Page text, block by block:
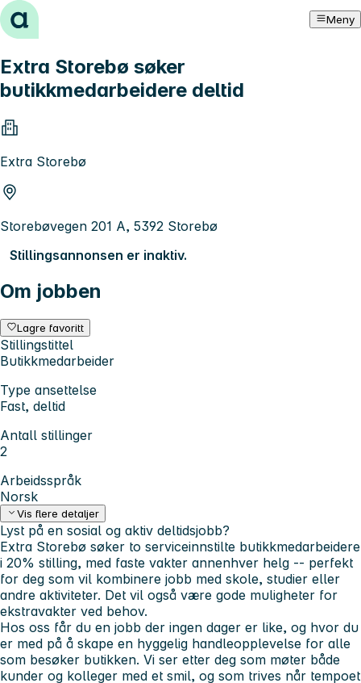
Hopp til innhold Meny
Extra Storebø søker
butikkmedarbeidere deltid
Extra Storebø
Storebøvegen 201 A, 5392 Storebø
Stillingsannonsen er inaktiv.
Om jobben
Lagre favoritt
Stillingstittel
Butikkmedarbeider
Type ansettelse
Fast, deltid
Antall stillinger
2
Arbeidsspråk
Norsk
Vis flere detaljer
Lyst på en sosial og aktiv deltidsjobb?
Extra Storebø søker to serviceinnstilte butikkmedarbeidere
i 20% stilling, med faste vakter annenhver helg -- perfekt
for deg som vil kombinere jobb med skole, studier eller
andre aktiviteter. Det vil også være gode muligheter for
ekstravakter ved behov.
Hos oss får du en jobb der ingen dager er like, og hvor du
er med på å skape en hyggelig handleopplevelse for alle
som besøker butikken. Vi ser etter deg som møter både
kunder og kolleger med et smil, og som trives når tempoet